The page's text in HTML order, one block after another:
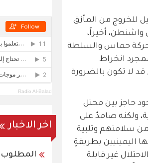
للخروج من المأزق
واشنطن، أخيراً،
حركة حماس والسلطة
انخراط
لا تكون بالضرورة
حاجز بين محتل
ولكنه صامدٌ على
سلامتهم وتلبية
اليمينيين بطريقةٍ
غير قابلة
Radio Al-Balad
اخر الاخبار